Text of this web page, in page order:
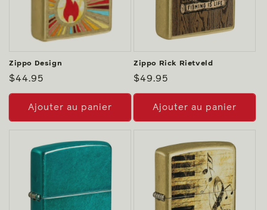
Zippo Design
Prix
habituel
$44.95
Ajouter au panier
Zippo Rick Rietveld
Prix
habituel
$49.95
Ajouter au panier